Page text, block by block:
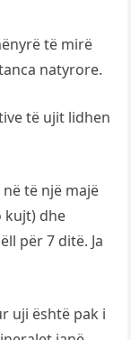
të mirë
natyrore.
të ujit lidhen
të një majë
kujt) dhe
për 7 ditë. Ja
uji është pak i